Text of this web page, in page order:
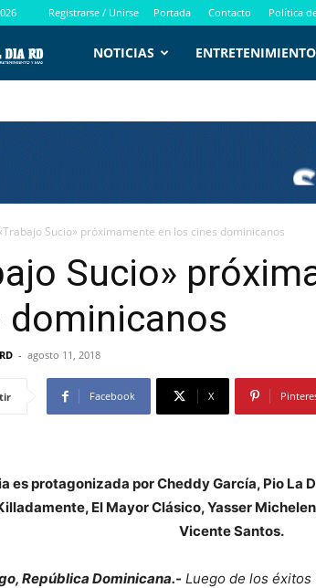
Registrarse / Unirse Portada Contacto Política
PontealdiaRD.com
NOTICIAS ENTRETENIMIENTO
Sucio» próximamente en los cines dominicanos
Sucio»
dominicanos
- agosto 11, 2018
Facebook X
es protagonizada por Cheddy García, Pio La
El Mayor Clásico, Yasser
Vicente Santos.
República Dominicana.- Luego de los éxitos